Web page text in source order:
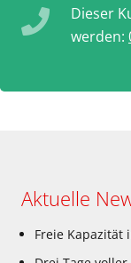
Dieser
werden:
Aktuelle
Freie Kapazität